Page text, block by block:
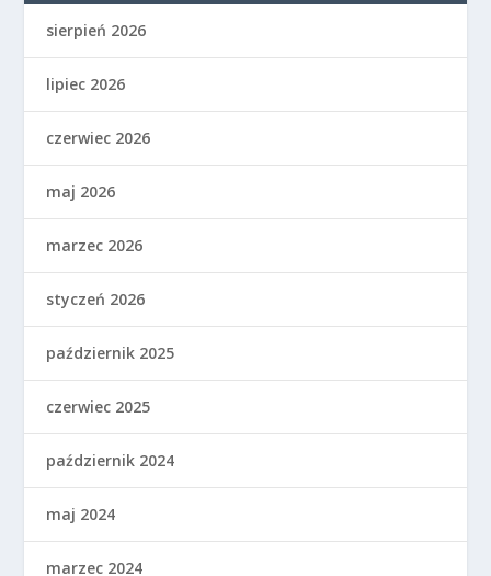
sierpień 2026
lipiec 2026
czerwiec 2026
maj 2026
marzec 2026
styczeń 2026
październik 2025
czerwiec 2025
październik 2024
maj 2024
marzec 2024